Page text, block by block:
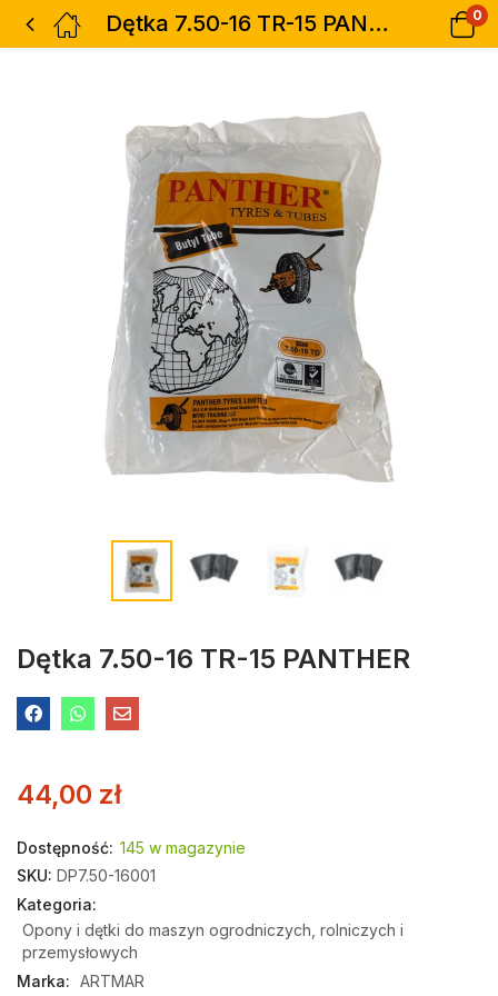
Dętka 7.50-16 TR-15 PANTHER 0
Dętka 7.50-16 TR-15 PANTHER
44,00 zł
Dostępność: 145 w magazynie
SKU: DP7.50-16001
Kategoria:
Opony i dętki do maszyn ogrodniczych, rolniczych i
przemysłowych
Marka: ARTMAR